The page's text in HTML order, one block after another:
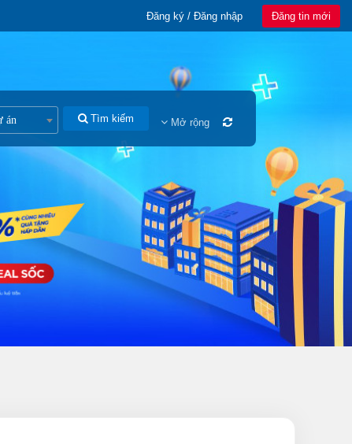
Đăng ký / Đăng nhập Đăng tin mới
án Tìm kiếm Mở rộng